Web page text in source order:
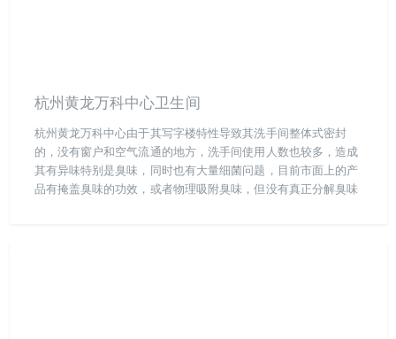
杭州黄龙万科中心卫生间
杭州黄龙万科中心由于其写字楼特性导致其洗手间整体式密封
的，没有窗户和空气流通的地方，洗手间使用人数也较多，造成
其有异味特别是臭味，同时也有大量细菌问题，目前市面上的产
品有掩盖臭味的功效，或者物理吸附臭味，但没有真正分解臭味